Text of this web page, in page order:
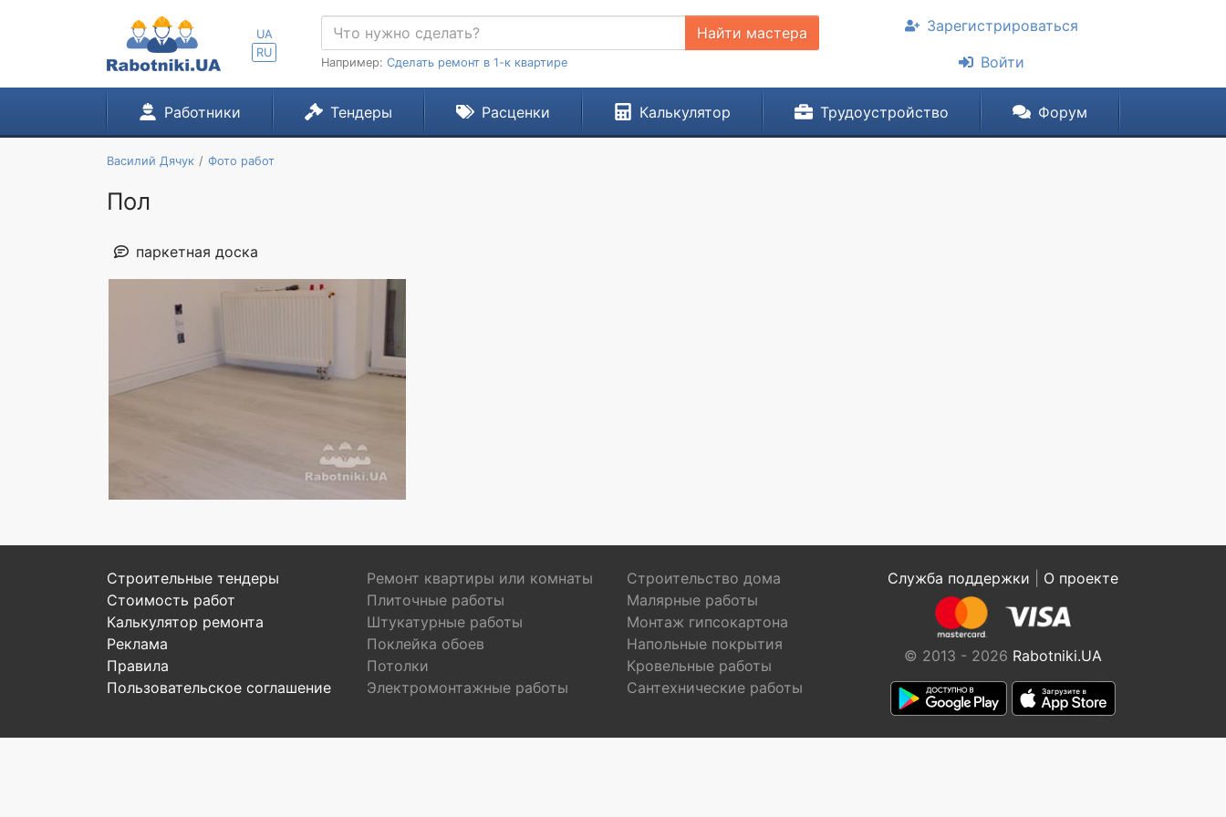
UA
RU
Найти мастера
Например: Сделать ремонт в 1-к квартире
Зарегистрироваться
Войти
Работники Тендеры Расценки Калькулятор Трудоустройство Форум
Василий Дячук Фото работ
Пол
паркетная доска
Строительные тендеры
Стоимость работ
Калькулятор ремонта
Реклама
Правила
Пользовательское соглашение
Ремонт квартиры или комнаты
Строительство дома
Плиточные работы
Малярные работы
Штукатурные работы
Монтаж гипсокартона
Поклейка обоев
Напольные покрытия
Потолки
Кровельные работы
Электромонтажные работы
Сантехнические работы
Служба поддержки О проекте
© 2013 - 2026 Rabotniki.UA